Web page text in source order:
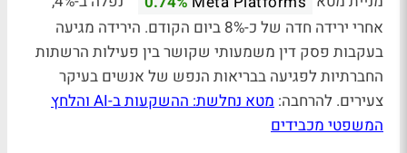
אחרי ירידה חדה של כ-8% ביום הקודם. הירידה מגיעה
בעקבות פסק דין משמעותי שקושר בין פעילות הרשתות
החברתיות לפגיעה בבריאות הנפש של אנשים בעיקר
צעירים. להרחבה:
מטא נחלשת: ההשקעות ב-AI והלחץ
המשפטי מכבידים